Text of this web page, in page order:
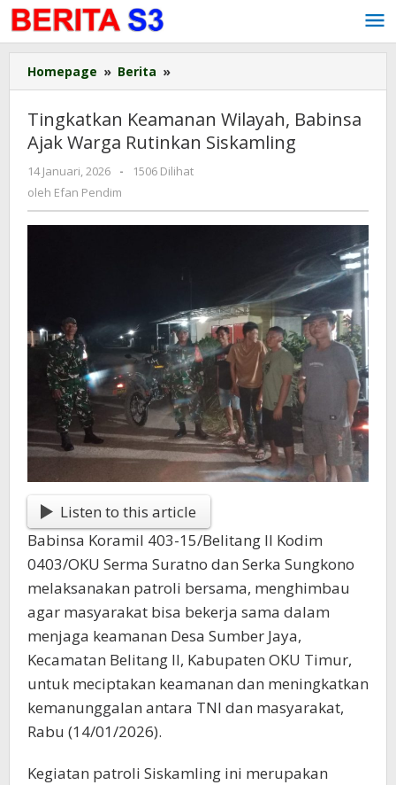
Lewati
ke
konten
Homepage » Berita »
Keamanan
Babinsa
Ajak
Warga
Tingkatkan Keamanan Wilayah, Babinsa
Ajak Warga Rutinkan Siskamling
14 Januari, 2026
oleh
Efan
-
1506 Dilihat
oleh Efan Pendim
Listen to this article
Babinsa Koramil 403-15/Belitang II Kodim
0403/OKU Serma Suratno dan Serka Sungkono
melaksanakan patroli bersama, menghimbau
agar masyarakat bisa bekerja sama dalam
menjaga keamanan Desa Sumber Jaya,
Kecamatan Belitang II, Kabupaten OKU Timur,
untuk meciptakan keamanan dan meningkatkan
kemanunggalan antara TNI dan masyarakat,
Rabu (14/01/2026).
Kegiatan patroli Siskamling ini merupakan